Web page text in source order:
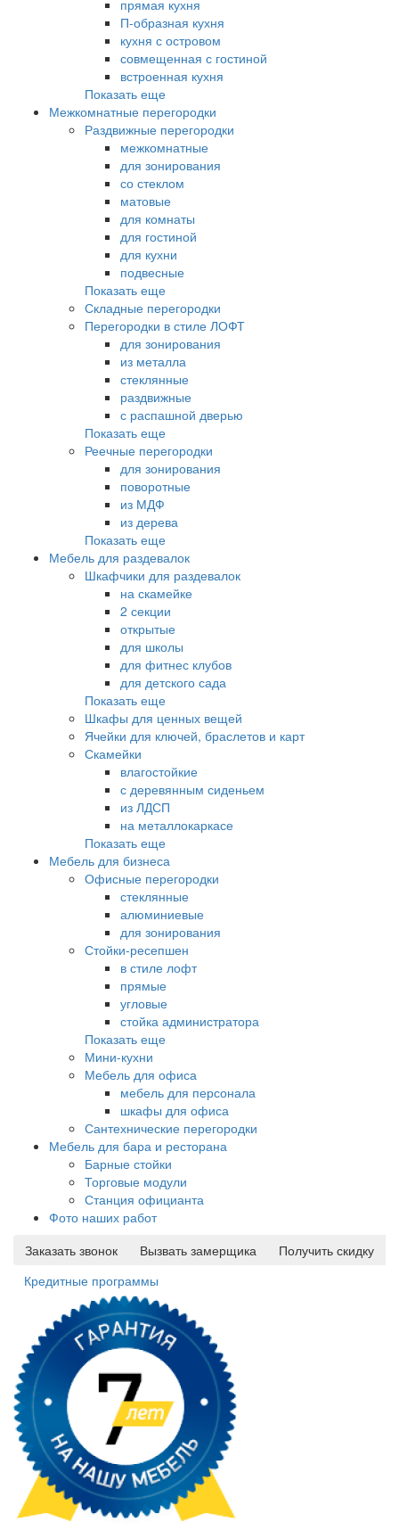
прямая кухня
П-образная кухня
кухня с островом
совмещенная с гостиной
встроенная кухня
Показать еще
Межкомнатные перегородки
Раздвижные перегородки
межкомнатные
для зонирования
со стеклом
матовые
для комнаты
для гостиной
для кухни
подвесные
Показать еще
Складные перегородки
Перегородки в стиле ЛОФТ
для зонирования
из металла
стеклянные
раздвижные
с распашной дверью
Показать еще
Реечные перегородки
для зонирования
поворотные
из МДФ
из дерева
Показать еще
Мебель для раздевалок
Шкафчики для раздевалок
на скамейке
2 секции
открытые
для школы
для фитнес клубов
для детского сада
Показать еще
Шкафы для ценных вещей
Ячейки для ключей, браслетов и карт
Скамейки
влагостойкие
с деревянным сиденьем
из ЛДСП
на металлокаркасе
Показать еще
Мебель для бизнеса
Офисные перегородки
стеклянные
алюминиевые
для зонирования
Стойки-ресепшен
в стиле лофт
прямые
угловые
стойка администратора
Показать еще
Мини-кухни
Мебель для офиса
мебель для персонала
шкафы для офиса
Сантехнические перегородки
Мебель для бара и ресторана
Барные стойки
Торговые модули
Станция официанта
Фото наших работ
Заказать звонок
Вызвать замерщика
Получить скидку
Кредитные программы